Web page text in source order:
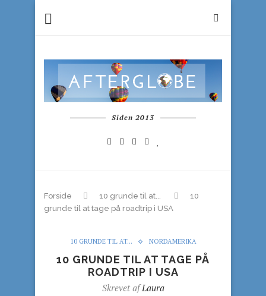
Siden 2013
Forside 10 grunde til at...
10
grunde til at tage på roadtrip i USA
10 GRUNDE TIL AT... NORDAMERIKA
10 GRUNDE TIL AT TAGE PÅ
ROADTRIP I USA
Skrevet afLaura